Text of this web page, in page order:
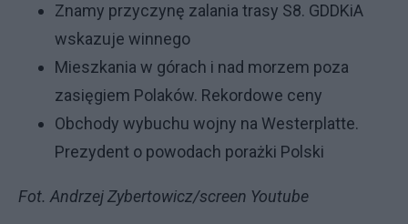
Znamy przyczynę zalania trasy S8. GDDKiA
wskazuje winnego
Mieszkania w górach i nad morzem poza
zasięgiem Polaków. Rekordowe ceny
Obchody wybuchu wojny na Westerplatte.
Prezydent o powodach porażki Polski
Fot. Andrzej Zybertowicz/screen Youtube